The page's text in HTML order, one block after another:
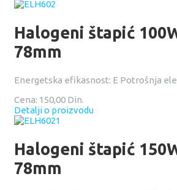
Halogeni štapić
78mm
Energetska efikasnost: E Potrošnja
Cena: 150,00 Din.
Detalji o proizvodu
Halogeni štapić
78mm